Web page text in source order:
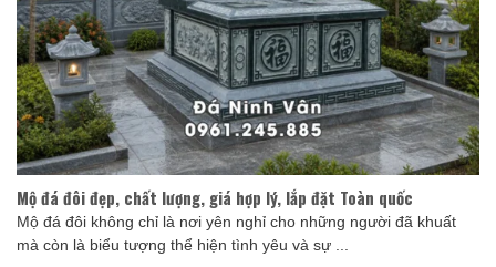
Mộ đá đôi đẹp, chất lượng, giá hợp lý, lắp đặt Toàn quốc
Mộ đá đôi không chỉ là nơi yên nghỉ cho những người đã khuất
mà còn là biểu tượng thể hiện tình yêu và sự ...